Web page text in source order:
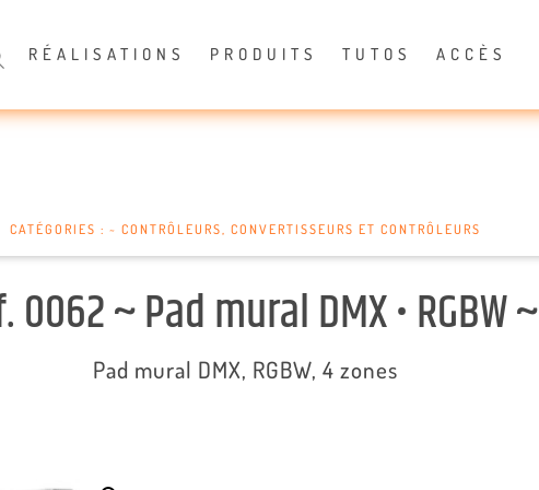
RÉALISATIONS PRODUITS TUTOS ACCÈS
CATÉGORIES : ~ CONTRÔLEURS, CONVERTISSEURS ET CONTRÔLEURS
0062 ~ Pad mural DMX • RGBW ~
Pad mural DMX, RGBW, 4 zones